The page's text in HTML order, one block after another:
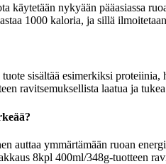
käytetään nykyään pääasiassa
1000 kaloria, ja sillä
sisältää esimerkiksi
ravitsemuksellista laatua ja
auttaa ymmärtämään ruoan
8kpl 400ml/348g-tuotteen